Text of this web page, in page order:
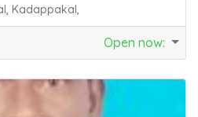
Kadappakal,
Open now: